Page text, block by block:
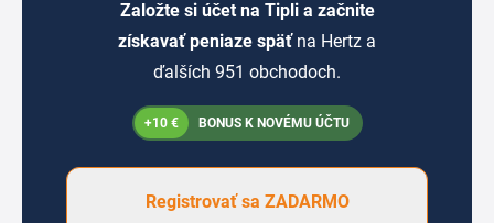
Založte si účet na Tipli a začnite
získavať peniaze späť na Hertz a
ďalších 951 obchodoch.
+10 € BONUS K NOVÉMU ÚČTU
Registrovať sa ZADARMO